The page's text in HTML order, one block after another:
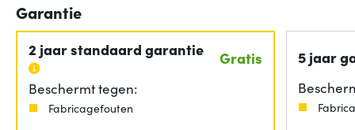
Garantie
2 jaar standaard garantie Gratis
Beschermt tegen:
Fabricagefouten
5 jaar